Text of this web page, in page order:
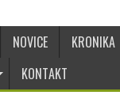
NOVICE KRONIKA
KONTAKT